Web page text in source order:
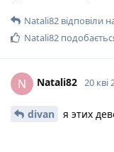
Natali82 відповіли
Natali82
N Natali82 20 кві
divan я этих